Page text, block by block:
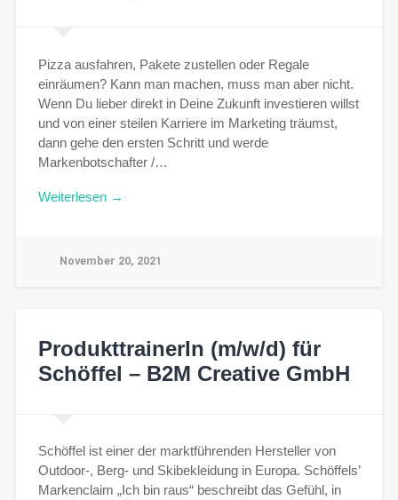
Pizza ausfahren, Pakete zustellen oder Regale
einräumen? Kann man machen, muss man aber nicht.
Wenn Du lieber direkt in Deine Zukunft investieren willst
und von einer steilen Karriere im Marketing träumst,
dann gehe den ersten Schritt und werde
Markenbotschafter /…
Weiterlesen →
November 20, 2021
ProdukttrainerIn (m/w/d) für
Schöffel – B2M Creative GmbH
Schöffel ist einer der marktführenden Hersteller von
Outdoor-, Berg- und Skibekleidung in Europa. Schöffels’
Markenclaim „Ich bin raus“ beschreibt das Gefühl, in